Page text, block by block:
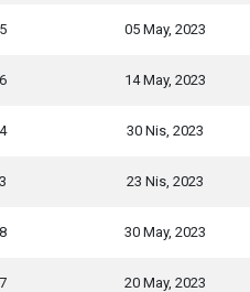
05 May, 2023
14 May, 2023
30 Nis, 2023
23 Nis, 2023
30 May, 2023
20 May, 2023